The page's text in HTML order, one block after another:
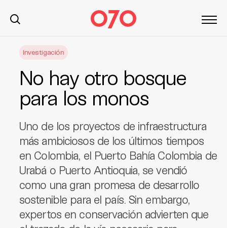
Investigación
No hay otro bosque
para los monos
Uno de los proyectos de infraestructura
más ambiciosos de los últimos tiempos
en Colombia, el Puerto Bahía Colombia de
Urabá o Puerto Antioquia, se vendió
como una gran promesa de desarrollo
sostenible para el país. Sin embargo,
expertos en conservación advierten que